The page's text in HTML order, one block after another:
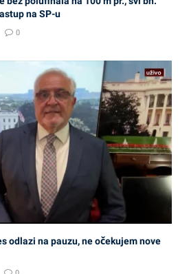
na SP-u
0
odlazi na pauzu, ne očekujem nove